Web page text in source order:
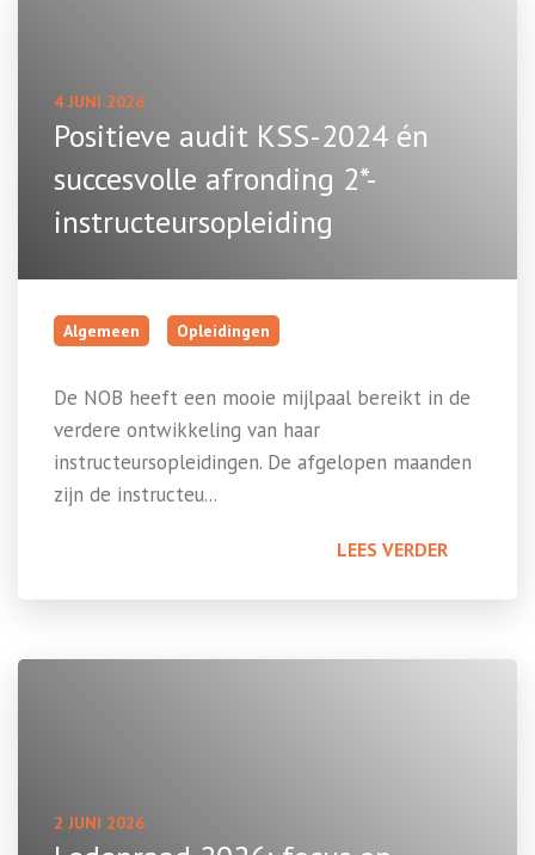
4 JUNI 2026
Positieve audit KSS-2024 én
succesvolle afronding 2*-
instructeursopleiding
Algemeen Opleidingen
De NOB heeft een mooie mijlpaal bereikt in de
verdere ontwikkeling van haar
instructeursopleidingen. De afgelopen maanden
zijn de instructeu...
LEES VERDER
2 JUNI 2026